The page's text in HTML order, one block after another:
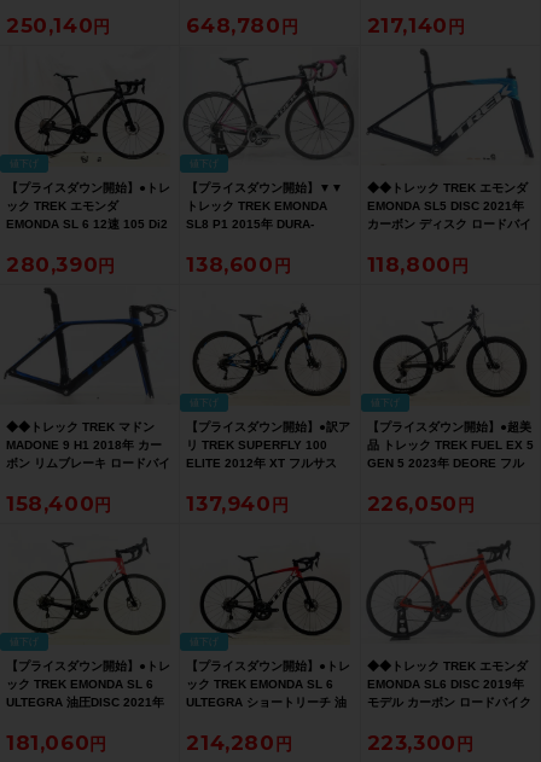
ーボン 50サイズ マット/グロ
ストレックブラック【お買い
250,140
ンロードバイク 50サイズ ディ
ープスモーク【お買い得
SALE】
648,780
ンロードバイク 54サイズ パー
プルアビス【お買い得SALE】
217,140
値下げ
【プライスダウン開始】●トレ
ック TREK エモンダ
EMONDA SL 6 12速 105 Di2
ードバイク 52サイズ デニスタ
ーブラック【お買い得SALE】
280,390
値下げ
【プライスダウン開始】▼▼
トレック TREK EMONDA
SL8 P1 2015年 DURA-
ーボン ロードバイク 56サイズ
ペイントショップ塗装【お買
138,600
◆◆トレック TREK エモンダ
EMONDA SL5 DISC 2021年
カーボン ディスク ロードバイ
12x100/142mm 700C（サイ
クルパラダイス大阪より配
118,800
◆◆トレック TREK マドン
MADONE 9 H1 2018年 カー
ボン リムブレーキ ロードバイ
12x100/130mm クイックリリ
ース（サイクルパラダイス大
158,400
値下げ
【プライスダウン開始】●訳ア
リ TREK SUPERFLY 100
ELITE 2012年 XT フルサス
ク 15.5サイズ オニキスカーボ
ン/トゥルーブルー 【お買い得
137,940
値下げ
【プライスダウン開始】●超美
品 トレック TREK FUEL EX 5
GEN 5 2023年 DEORE フル
Boost規格 XSサイズ マットデ
ニスターブラック 【お買い得
226,050
値下げ
【プライスダウン開始】●トレ
ック TREK EMONDA SL 6
ULTEGRA 油圧DISC 2021年
ズ トレックブラック/ラジオア
クティブレッド【お買い得
181,060
値下げ
【プライスダウン開始】●トレ
ック TREK EMONDA SL 6
ULTEGRA ショートリーチ 油
イズ トレックブラック/レディ
オアクティブレッド【お買い
214,280
◆◆トレック TREK エモンダ
EMONDA SL6 DISC 2019年
モデル カーボン ロードバイク
ULTEGRA R8000 2x11速（サ
イクルパラダイス大阪より配
223,300